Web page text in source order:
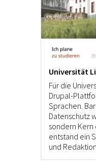
Universität
Für die
Drupal-
Sprachen.
Datenschutz
sondern
entstand ein
und